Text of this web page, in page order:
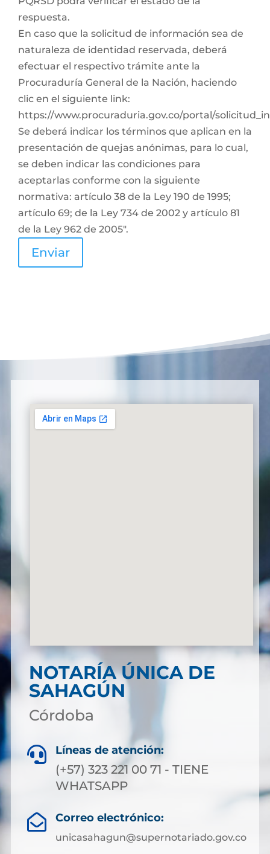
respuesta.
En caso que la solicitud de información sea de
naturaleza de identidad reservada, deberá
efectuar el respectivo trámite ante la
Procuraduría General de la Nación, haciendo
clic en el siguiente link:
https://www.procuraduria.gov.co/portal/
Se deberá indicar los términos que aplican en la
presentación de quejas anónimas, para lo cual,
se deben indicar las condiciones para
aceptarlas conforme con la siguiente
normativa: artículo 38 de la Ley 190 de 1995;
artículo 69; de la Ley 734 de 2002 y artículo 81
de la Ley 962 de 2005".
Enviar
NOTARÍA ÚNICA DE
SAHAGÚN
Córdoba
 Líneas de atención:
(+57) 323 221 00 71 - TIENE
WHATSAPP
 Correo electrónico:
unicasahagun@supernotariado.gov.co